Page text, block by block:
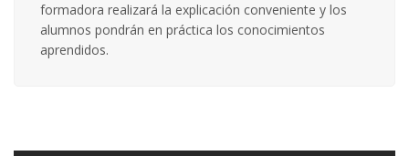
formadora realizará la explicación conveniente y los
alumnos pondrán en práctica los conocimientos
aprendidos.